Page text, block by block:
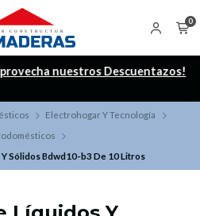
0
nuestros Descuentazos!
Electrohogar Y Tecnología
Sólidos Bdwd10-b3 De 10 Litros